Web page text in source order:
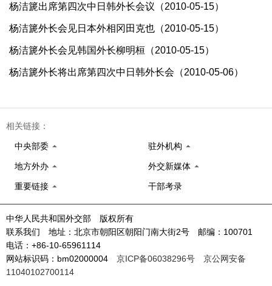
杨洁篪出席第四次中日韩外长会议（2010-05-15）
杨洁篪外长会见日本外相冈田克也（2010-05-15）
杨洁篪外长会见韩国外长柳明桓（2010-05-15）
杨洁篪外长将出席第四次中日韩外长会（2010-05-06）
相关链接：
中央部委 驻外机构
地方外办 外交新媒体
重要链接 干部考录
中华人民共和国外交部 版权所有
联系我们 地址：北京市朝阳区朝阳门南大街2号 邮编：100701
电话：+86-10-65961114
网站标识码：bm02000004 京ICP备06038296号
京公网安备
11040102700114